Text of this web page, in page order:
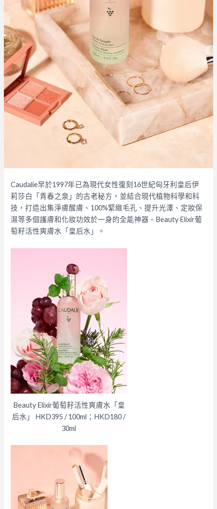
Caudalie早於1997年已為現代女性復刻16世紀匈牙利皇后伊
莉莎白「青春之泉」的古老秘方，並結合現代植物科學和科
技，打造出集淨膚醒膚、100%緊緻毛孔、提升光澤、定妝保
濕等多個護膚和化妝功效於一身的全能神器 – Beauty Elixir葡
萄籽活性爽膚水「皇后水」。
Beauty Elixir葡萄籽活性爽膚水「皇
后水」 HKD395 / 100ml；HKD180 /
30ml